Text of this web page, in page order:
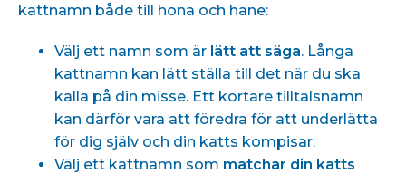
kattnamn både till hona och hane:
Välj ett namn som är lätt att säga. Långa
kattnamn kan lätt ställa till det när du ska
kalla på din misse. Ett kortare tilltalsnamn
kan därför vara att föredra för att underlätta
för dig själv och din katts kompisar.
Välj ett kattnamn som matchar din katts